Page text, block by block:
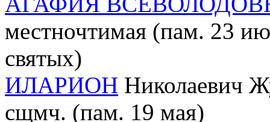
местночтимая (пам. 23
святых)
ИЛАРИОН Николаевич
сщмч. (пам. 19 мая)